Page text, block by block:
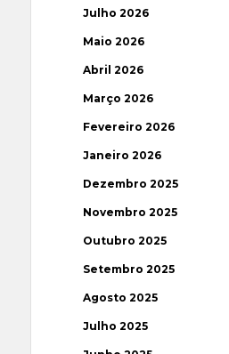
Julho 2026
Maio 2026
Abril 2026
Março 2026
Fevereiro 2026
Janeiro 2026
Dezembro 2025
Novembro 2025
Outubro 2025
Setembro 2025
Agosto 2025
Julho 2025